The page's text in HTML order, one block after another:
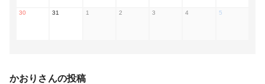
30 31 1 2 3 4 5
かおり さんの投稿